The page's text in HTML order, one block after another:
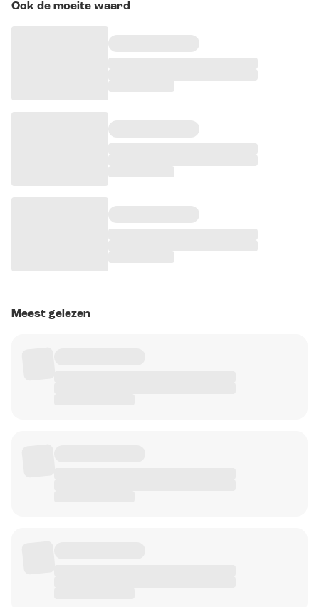
Ook de moeite waard
Meest gelezen